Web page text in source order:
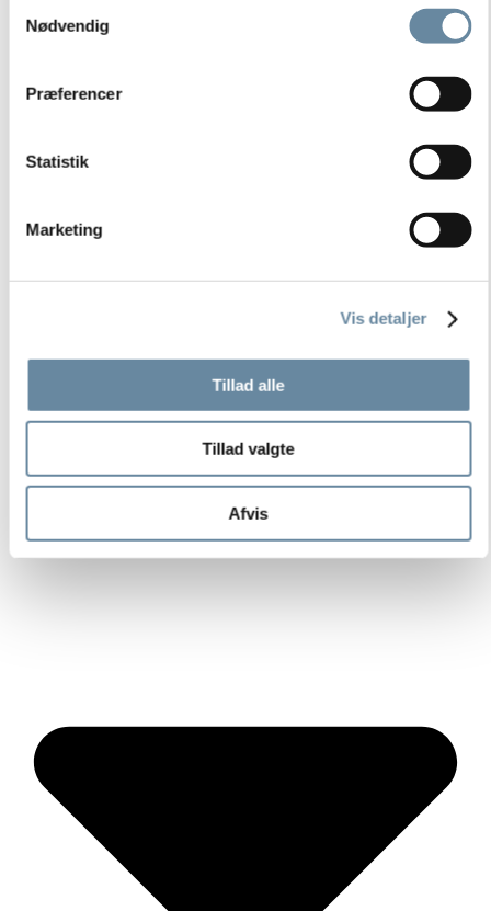
Nødvendig
Præferencer
Statistik
Marketing
Vis detaljer
Tillad alle
Tillad valgte
Afvis